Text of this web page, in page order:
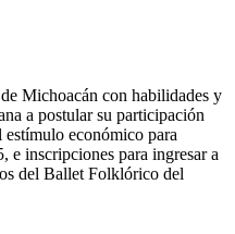
Michoacán con habilidades y
a postular su participación
estímulo económico para
e inscripciones para ingresar a
del Ballet Folklórico del